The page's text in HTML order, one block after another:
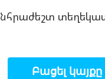
Բացել կայքը